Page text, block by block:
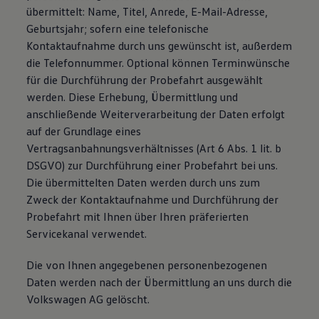
Bulli Magazin
Fahrzeugabholung ab Werk
Uptime
übermittelt: Name, Titel, Anrede, E-Mail-Adresse,
Geburtsjahr; sofern eine telefonische
Kontaktaufnahme durch uns gewünscht ist, außerdem
die Telefonnummer. Optional können Terminwünsche
für die Durchführung der Probefahrt ausgewählt
werden. Diese Erhebung, Übermittlung und
anschließende Weiterverarbeitung der Daten erfolgt
auf der Grundlage eines
Vertragsanbahnungsverhältnisses (Art 6 Abs. 1 lit. b
DSGVO) zur Durchführung einer Probefahrt bei uns.
Die übermittelten Daten werden durch uns zum
Zweck der Kontaktaufnahme und Durchführung der
Probefahrt mit Ihnen über Ihren präferierten
Servicekanal verwendet.
Die von Ihnen angegebenen personenbezogenen
Daten werden nach der Übermittlung an uns durch die
Volkswagen AG gelöscht.